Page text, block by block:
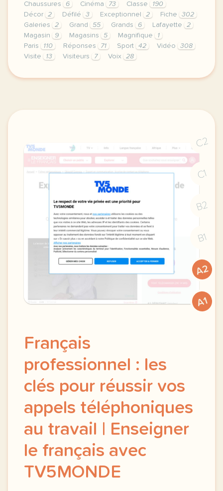
Chaussures
6 Cinéma 73 Classe
190
Décor
2 Défilé 3 Exceptionnel 2 Fiche
302
Galeries
2 Grand 55 Grands 6 Lafayette
2
Magasin
9 Magasins 5 Magnifique
1
Paris
110 Réponses 71 Sport 42 Vidéo
308
Visite
13 Visiteurs 7 Voix 28
le respect de votre vie privee est une priorite
C2
C1
B2
B1
A2
A1
Français
professionnel : les
clés pour réussir vos
appels téléphoniques
au travail | Enseigner
le français avec
TV5MONDE